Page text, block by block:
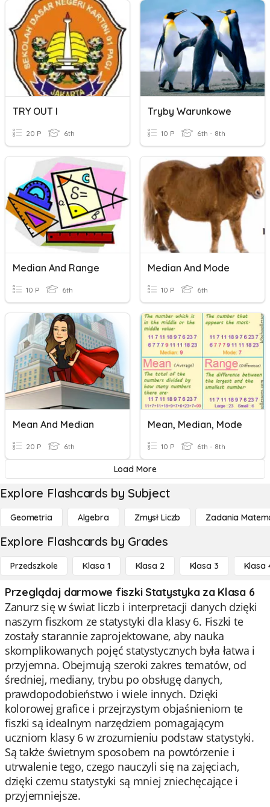
TRY OUT I
20 P 6th
Tryby Warunkowe
10 P 6th - 8th
Median And Range
10 P 6th
Median And Mode
10 P 6th
Mean And Median
20 P 6th
Mean, Median, Mode
10 P 6th - 8th
Load More
Explore Flashcards by Subject
Geometria Algebra Zmysł Liczb Zadania
Explore Flashcards by Grades
Przedszkole Klasa 1 Klasa 2 Klasa 3 Klasa
Przeglądaj darmowe fiszki Statystyka za Klasa 6
Zanurz się w świat liczb i interpretacji danych dzięki
naszym fiszkom ze statystyki dla klasy 6. Fiszki te
zostały starannie zaprojektowane, aby nauka
skomplikowanych pojęć statystycznych była łatwa i
przyjemna. Obejmują szeroki zakres tematów, od
średniej, mediany, trybu po obsługę danych,
prawdopodobieństwo i wiele innych. Dzięki
kolorowej grafice i przejrzystym objaśnieniom te
fiszki są idealnym narzędziem pomagającym
uczniom klasy 6 w zrozumieniu podstaw statystyki.
Są także świetnym sposobem na powtórzenie i
utrwalenie tego, czego nauczyli się na zajęciach,
dzięki czemu statystyki są mniej zniechęcające i
przyjemniejsze.